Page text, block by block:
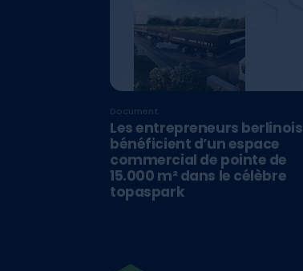
Document
Les entrepreneurs berlinois
bénéficient d’un espace
commercial de pointe de
15.000 m² dans le célèbre
topaspark